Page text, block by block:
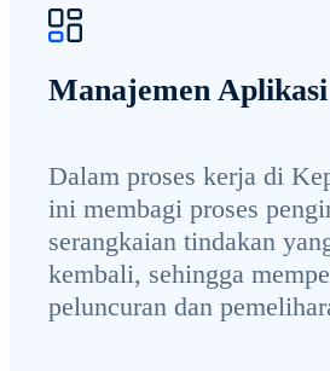
Manajemen Aplikasi
Dalam proses kerja di
ini membagi proses
serangkaian tindakan
kembali, sehingga
peluncuran dan